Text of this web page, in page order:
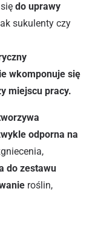
do uprawy
sukulenty czy
wkomponuje się
miejscu pracy.
odporna na
do zestawu
roślin,